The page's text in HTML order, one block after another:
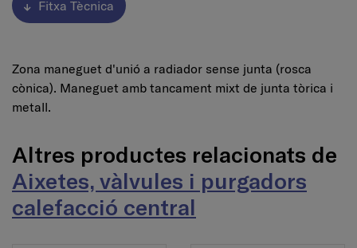
Zona maneguet d'unió a radiador sense junta (rosca
cònica). Maneguet amb tancament mixt de junta tòrica i
metall.
Fitxa Tècnica
Altres productes relacionats de
Aixetes, vàlvules i purgadors
calefacció central